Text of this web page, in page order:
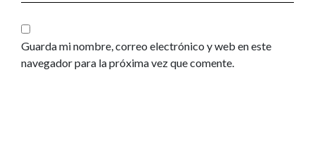
Guarda mi nombre, correo electrónico y web en este
navegador para la próxima vez que comente.